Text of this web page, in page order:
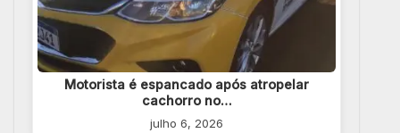
Motorista é espancado após atropelar
cachorro no…
julho 6, 2026